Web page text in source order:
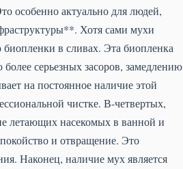
особенно актуально для людей,
Хотя сами мухи
в сливах. Эта биопленка
серьезных засоров, замедлению
на постоянное наличие этой
чистке. В-четвертых,
летающих насекомых в ванной и
и отвращение. Это
Наконец, наличие мух является